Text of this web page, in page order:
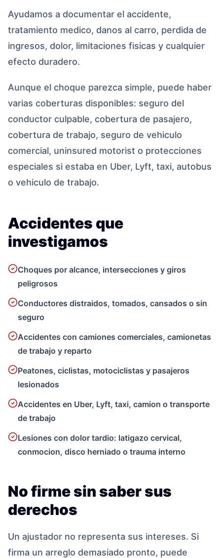
Ayudamos a documentar el accidente,
tratamiento medico, danos al carro, perdida de
ingresos, dolor, limitaciones fisicas y cualquier
efecto duradero.
Aunque el choque parezca simple, puede haber
varias coberturas disponibles: seguro del
conductor culpable, cobertura de pasajero,
cobertura de trabajo, seguro de vehiculo
comercial, uninsured motorist o protecciones
especiales si estaba en Uber, Lyft, taxi, autobus
o vehiculo de trabajo.
Accidentes que
investigamos
Choques por alcance, intersecciones y giros
peligrosos
Conductores distraidos, tomados, cansados o sin
seguro
Accidentes con camiones comerciales, camionetas
de trabajo y reparto
Peatones, ciclistas, motociclistas y pasajeros
lesionados
Accidentes en Uber, Lyft, taxi, camion o transporte
de trabajo
Lesiones con dolor tardio: latigazo cervical,
conmocion, disco herniado o trauma interno
No firme sin saber sus
derechos
Un ajustador no representa sus intereses. Si
firma un arreglo demasiado pronto, puede